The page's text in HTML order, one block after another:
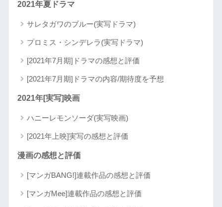
2021年夏ドラマ
サレタガワのブルー(実写ドラマ)
プロミス・シンデレラ(実写ドラマ)
[2021年7月期]ドラマの感想と評価
[2021年7月期]ドラマの内容/期待度を予想
2021年[実写]映画
ハニーレモンソーダ(実写映画)
[2021年上映]実写の感想と評価
漫画の感想と評価
[マンガBANG!]連載作品の感想と評価
[マンガMee]連載作品の感想と評価